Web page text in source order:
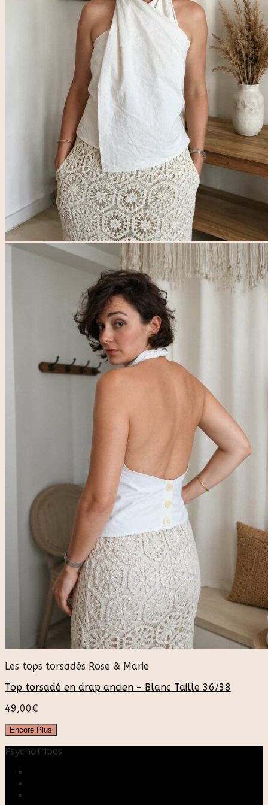
Les tops torsadés Rose & Marie
Top torsadé en drap ancien – Blanc Taille 36/38
49,00€
Encore Plus
Psychofripes